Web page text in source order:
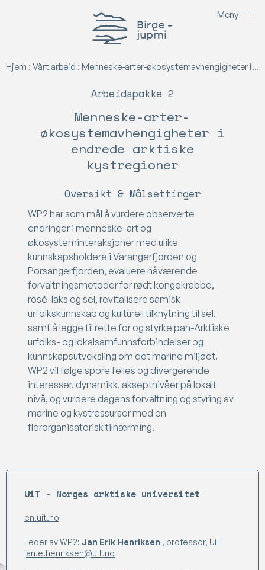
Birgejupmi Meny
Hjem : Vårt arbeid : Menneske-arter-økosystemavhengigheter i endrede arktiske kystregioner
UiT - Norges arktiske universitet
en.uit.no
Leder av WP2: Jan Erik Henriksen , professor, UiT
jan.e.henriksen@uit.no
Arbeidspakke 2
Menneske-arter-
økosystemavhengigheter i
endrede arktiske
kystregioner
Oversikt & Målsettinger
WP2 har som mål å vurdere observerte
endringer i menneske-art og
økosysteminteraksjoner med ulike
kunnskapsholdere i Varangerfjorden og
Porsangerfjorden, evaluere nåværende
forvaltningsmetoder for rødt kongekrabbe,
rosé-laks og sel, revitalisere samisk
urfolkskunnskap og kulturell tilknytning til sel,
samt å legge til rette for og styrke pan-Arktiske
urfolks- og lokalsamfunnsforbindelser og
kunnskapsutveksling om det marine miljøet.
WP2 vil følge spore felles og divergerende
interesser, dynamikk, akseptnivåer på lokalt
nivå, og vurdere dagens forvaltning og styring av
marine og kystressurser med en
flerorganisatorisk tilnærming.